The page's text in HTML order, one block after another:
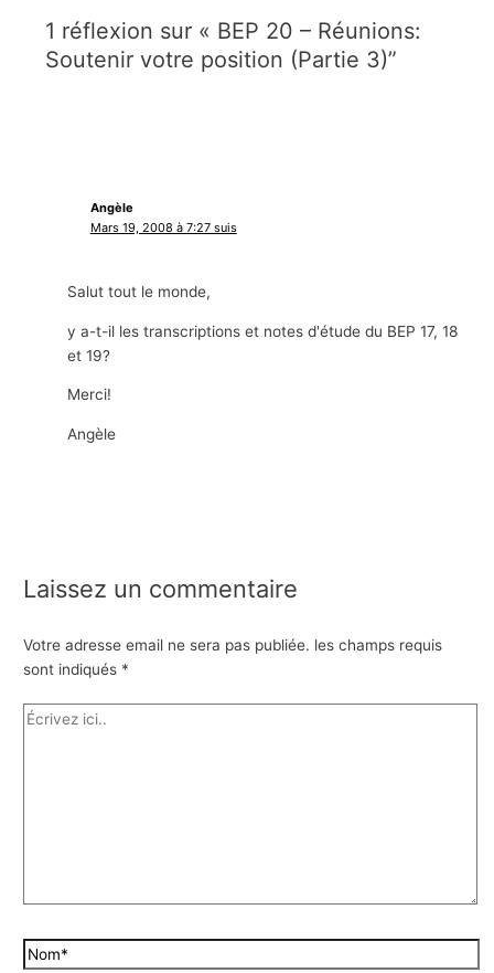
1 réflexion sur « BEP 20 – Réunions:
Soutenir votre position (Partie 3)”
Angèle
Mars 19, 2008 à 7:27 suis
Salut tout le monde,
y a-t-il les transcriptions et notes d'étude du BEP 17, 18
et 19?
Merci!
Angèle
Laissez un commentaire
Votre adresse email ne sera pas publiée. les champs requis
sont indiqués *